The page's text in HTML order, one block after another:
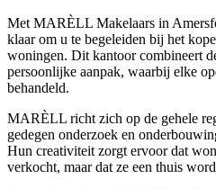
Met MARÈLL Makelaars in
klaar om u te begeleiden bij het
woningen. Dit kantoor combineert
persoonlijke aanpak, waarbij elke
behandeld.
MARÈLL richt zich op de gehele
gedegen onderzoek en
Hun creativiteit zorgt ervoor dat
verkocht, maar dat ze een thuis